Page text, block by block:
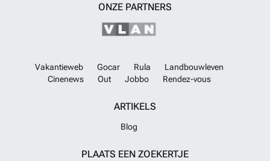
ONZE PARTNERS
Vakantieweb Gocar Rula
Landbouwleven
Cinenews
Out Jobbo Rendez-vous
ARTIKELS
Blog
PLAATS EEN ZOEKERTJE